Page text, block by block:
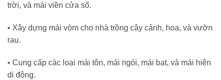
trời, và mái viền cửa sổ.
• Xây dựng mái vòm cho nhà trồng cây cảnh, hoa, và vườn
rau.
• Cung cấp các loại mái tôn, mái ngói, mái bạt, và mái hiên
di động.